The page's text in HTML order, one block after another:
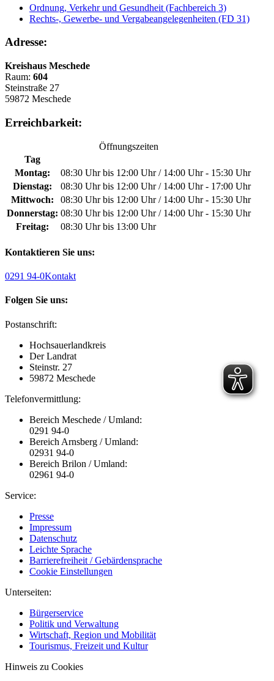
Ordnung, Verkehr und Gesundheit (Fachbereich 3)
Rechts-, Gewerbe- und Vergabeangelegenheiten (FD 31)
Adresse:
Kreishaus Meschede
Raum: 604
Steinstraße 27
59872 Meschede
Erreichbarkeit:
Öffnungszeiten
Tag
Montag:
08:30 Uhr bis 12:00 Uhr / 14:00 Uhr - 15:30 Uhr
Dienstag:
08:30 Uhr bis 12:00 Uhr / 14:00 Uhr - 17:00 Uhr
Mittwoch:
08:30 Uhr bis 12:00 Uhr / 14:00 Uhr - 15:30 Uhr
Donnerstag: 08:30 Uhr bis 12:00 Uhr / 14:00 Uhr - 15:30 Uhr
Freitag:
08:30 Uhr bis 13:00 Uhr
Kontaktieren Sie uns:
0291 94-0Kontakt
Folgen Sie uns:
Postanschrift:
Hochsauerlandkreis
Der Landrat
Steinstr. 27
59872 Meschede
Telefonvermittlung:
Bereich Meschede / Umland:
0291 94-0
Bereich Arnsberg / Umland:
02931 94-0
Bereich Brilon / Umland:
02961 94-0
Service:
Presse
Impressum
Datenschutz
Leichte Sprache
Barrierefreiheit / Gebärdensprache
Cookie Einstellungen
Unterseiten:
Bürgerservice
Politik und Verwaltung
Wirtschaft, Region und Mobilität
Tourismus, Freizeit und Kultur
Hinweis zu Cookies